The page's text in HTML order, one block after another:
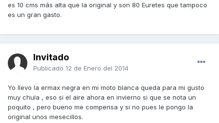
es 10 cms más alta que la original y son 80 Euretes que tampoco
es un gran gasto.
Invitado
Publicado 12 de Enero del 2014
Yo llevo la ermax negra en mi moto blanca queda para mi gusto
muy chula , eso si el aire ahora en invierno si que se nota un
poquito , pero bueno me compensa y si no pues le pongo la
original unos mesecillos.